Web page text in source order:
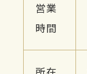
営業
時間